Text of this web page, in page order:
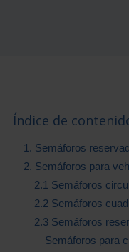
Índice de
1. Semáforos
2. Semáforos para
2.1 Semáforos
2.2 Semáforos
2.3 Semáforos
Semáforos para